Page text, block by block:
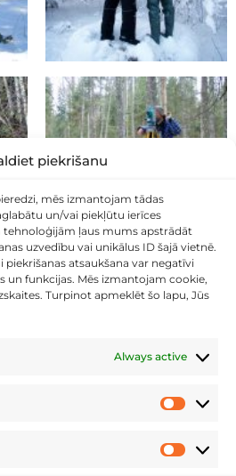
piekrišanu
mēs izmantojam tādas
un/vai piekļūtu ierīces
tehnoloģijām ļaus mums apstrādāt
uzvedību vai unikālus ID šajā vietnē.
piekrišanas atsaukšana var negatīvi
un funkcijas. Mēs izmantojam cookie,
Turpinot apmeklēt šo lapu, Jūs
Always active
Statistikas